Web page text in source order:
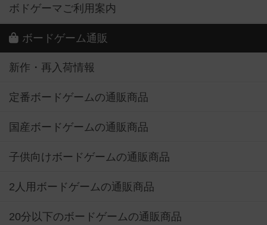
ボドゲーマご利用案内
ボードゲーム通販
新作・再入荷情報
定番ボードゲームの通販商品
国産ボードゲームの通販商品
子供向けボードゲームの通販商品
2人用ボードゲームの通販商品
20分以下のボードゲームの通販商品